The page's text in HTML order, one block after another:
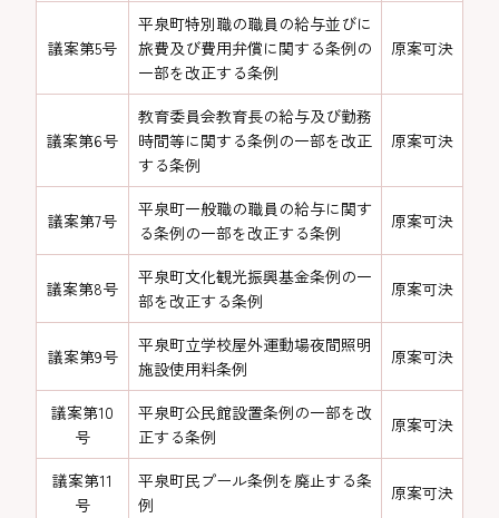
議案第5号
平泉町特別職の職員の給与並びに
旅費及び費用弁償に関する条例の
一部を改正する条例
原案可決
議案第6号
教育委員会教育長の給与及び勤務
時間等に関する条例の一部を改正
する条例
原案可決
議案第7号
平泉町一般職の職員の給与に関す
る条例の一部を改正する条例
原案可決
議案第8号
平泉町文化観光振興基金条例の一
部を改正する条例
原案可決
議案第9号
平泉町立学校屋外運動場夜間照明
施設使用料条例
原案可決
議案第10
号
平泉町公民館設置条例の一部を改
正する条例
原案可決
議案第11
号
平泉町民プール条例を廃止する条
例
原案可決